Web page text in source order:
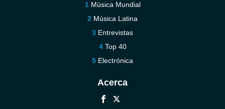
Música Mundial
Música Latina
Entrevistas
Top 40
Electrónica
Acerca